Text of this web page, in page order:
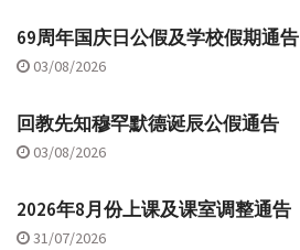
69周年国庆日公假及学校假期通告
03/08/2026
回教先知穆罕默德诞辰公假通告
03/08/2026
2026年8月份上课及课室调整通告
31/07/2026